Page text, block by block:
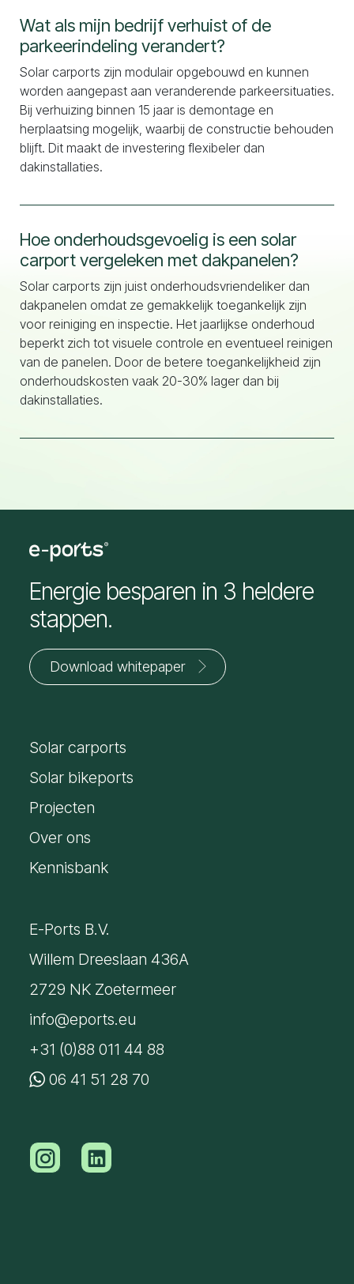
Wat als mijn bedrijf verhuist of de
parkeerindeling verandert?
Solar carports zijn modulair opgebouwd en kunnen
worden aangepast aan veranderende parkeersituaties.
Bij verhuizing binnen 15 jaar is demontage en
herplaatsing mogelijk, waarbij de constructie behouden
blijft. Dit maakt de investering flexibeler dan
dakinstallaties.
Hoe onderhoudsgevoelig is een solar
carport vergeleken met dakpanelen?
Solar carports zijn juist onderhoudsvriendeliker dan
dakpanelen omdat ze gemakkelijk toegankelijk zijn
voor reiniging en inspectie. Het jaarlijkse onderhoud
beperkt zich tot visuele controle en eventueel reinigen
van de panelen. Door de betere toegankelijkheid zijn
onderhoudskosten vaak 20-30% lager dan bij
dakinstallaties.
Energie besparen in 3 heldere
stappen.
Download whitepaper
*
E-
mailadres
Solar carports
Solar bikeports
Projecten
Over ons
Kennisbank
E-Ports B.V.
Willem Dreeslaan 436A
2729 NK Zoetermeer
info@eports.eu
+31 (0)88 011 44 88
06 41 51 28 70